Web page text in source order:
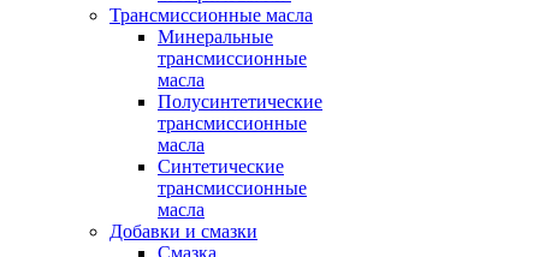
Трансмиссионные масла
Минеральные
трансмиссионные
масла
Полусинтетические
трансмиссионные
масла
Синтетические
трансмиссионные
масла
Добавки и смазки
Смазка